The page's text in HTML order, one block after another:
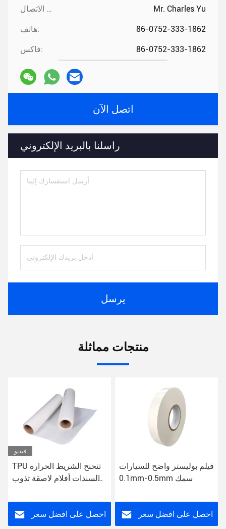
جهات الاتصال: Mr. Charles Yu
هاتف: 86-0752-333-1862
فاكس: 86-0752-333-1862
اتصل الآن
راسلنا بالبريد الإلكتروني
يرسل
منتجات مماثلة
فيديو
TPU تنحنح الشريط الحرارة
والسندات أفلام لاصقة تذوب
احصل على افضل سعر
فيلم بوليستر واضح للسيارات
0.1mm-0.5mm سمك
احصل على افضل سعر